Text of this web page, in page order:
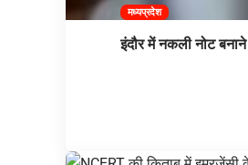
मध्यप्रदेश
इंदौर में नकली नोट